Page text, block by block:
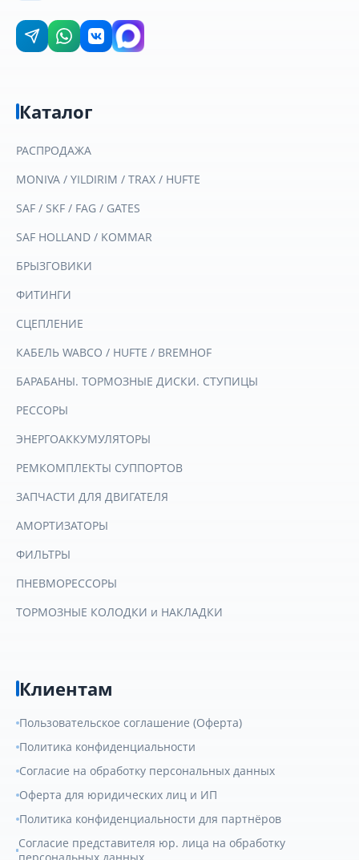
Каталог
РАСПРОДАЖА
MONIVA / YILDIRIM / TRAX / HUFTE
SAF / SKF / FAG / GATES
SAF HOLLAND / KOMMAR
БРЫЗГОВИКИ
ФИТИНГИ
СЦЕПЛЕНИЕ
КАБЕЛЬ WABCO / HUFTE / BREMHOF
БАРАБАНЫ. ТОРМОЗНЫЕ ДИСКИ. СТУПИЦЫ
РЕССОРЫ
ЭНЕРГОАККУМУЛЯТОРЫ
РЕМКОМПЛЕКТЫ СУППОРТОВ
ЗАПЧАСТИ ДЛЯ ДВИГАТЕЛЯ
АМОРТИЗАТОРЫ
ФИЛЬТРЫ
ПНЕВМОРЕССОРЫ
ТОРМОЗНЫЕ КОЛОДКИ и НАКЛАДКИ
Клиентам
Пользовательское соглашение (Оферта)
Политика конфиденциальности
Согласие на обработку персональных данных
Оферта для юридических лиц и ИП
Политика конфиденциальности для партнёров
Согласие представителя юр. лица на обработку